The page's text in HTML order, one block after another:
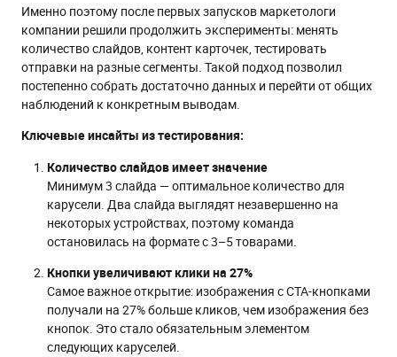
Именно поэтому после первых запусков маркетологи
компании решили продолжить эксперименты: менять
количество слайдов, контент карточек, тестировать
отправки на разные сегменты. Такой подход позволил
постепенно собрать достаточно данных и перейти от общих
наблюдений к конкретным выводам.
Ключевые инсайты из тестирования:
Количество слайдов имеет значение
Минимум 3 слайда — оптимальное количество для
карусели. Два слайда выглядят незавершенно на
некоторых устройствах, поэтому команда
остановилась на формате с 3–5 товарами.
Кнопки увеличивают клики на 27%
Самое важное открытие: изображения с CTA-кнопками
получали на 27% больше кликов, чем изображения без
кнопок. Это стало обязательным элементом
следующих каруселей.